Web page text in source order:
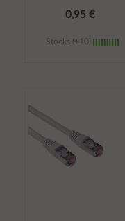
0,95 €
Stocks (+10)